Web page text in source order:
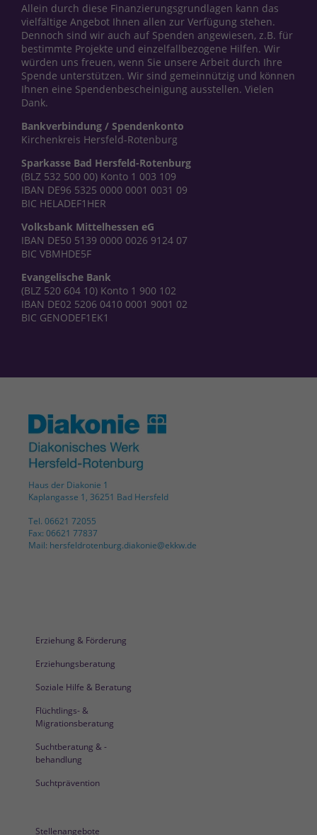
Allein durch diese Finanzierungsgrundlagen kann das
vielfältige Angebot Ihnen allen zur Verfügung stehen.
Dennoch sind wir auch auf Spenden angewiesen, z.B. für
bestimmte Projekte und einzelfallbezogene Hilfen. Wir
würden uns freuen, wenn Sie unsere Arbeit durch Ihre
Spende unterstützen. Wir sind gemeinnützig und können
Ihnen eine Spendenbescheinigung ausstellen. Vielen
Dank.
Bankverbindung / Spendenkonto
Kirchenkreis Hersfeld-Rotenburg
Sparkasse Bad Hersfeld-Rotenburg
(BLZ 532 500 00) Konto 1 003 109
IBAN DE96 5325 0000 0001 0031 09
BIC HELADEF1HER
Volksbank Mittelhessen eG
IBAN DE50 5139 0000 0026 9124 07
BIC VBMHDE5F
Evangelische Bank
(BLZ 520 604 10) Konto 1 900 102
IBAN DE02 5206 0410 0001 9001 02
BIC GENODEF1EK1
Haus der Diakonie 1
Kaplangasse 1, 36251 Bad Hersfeld
Tel. 06621 72055
Fax: 06621 77837
Mail: hersfeldrotenburg.diakonie@ekkw.de
Erziehung & Förderung
Erziehungsberatung
Soziale Hilfe & Beratung
Flüchtlings- &
Migrationsberatung
Suchtberatung & -
behandlung
Suchtprävention
Stellenangebote